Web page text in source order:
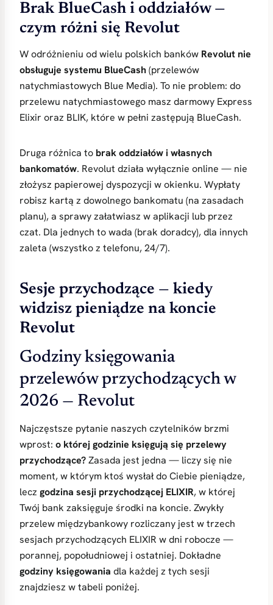
Brak BlueCash i oddziałów —
czym różni się Revolut
W odróżnieniu od wielu polskich banków Revolut nie
obsługuje systemu BlueCash(przelewów
natychmiastowych Blue Media). To nie problem: do
przelewu natychmiastowego masz darmowy Express
Elixir oraz BLIK, które w pełni zastępują BlueCash.
Druga różnica to brak oddziałów i własnych
bankomatów. Revolut działa wyłącznie online — nie
złożysz papierowej dyspozycji w okienku. Wypłaty
robisz kartą z dowolnego bankomatu (na zasadach
planu), a sprawy załatwiasz w aplikacji lub przez
czat. Dla jednych to wada (brak doradcy), dla innych
zaleta (wszystko z telefonu, 24/7).
Sesje przychodzące — kiedy
widzisz pieniądze na koncie
Revolut
Godziny księgowania
przelewów przychodzących w
2026 — Revolut
Najczęstsze pytanie naszych czytelników brzmi
wprost: o której godzinie księgują się przelewy
przychodzące?Zasada jest jedna — liczy się nie
moment, w którym ktoś wysłał do Ciebie pieniądze,
lecz godzina sesji przychodzącej ELIXIR, w której
Twój bank zaksięguje środki na koncie. Zwykły
przelew międzybankowy rozliczany jest w trzech
sesjach przychodzących ELIXIR w dni robocze —
porannej, popołudniowej i ostatniej. Dokładne
godziny księgowania dla każdej z tych sesji
znajdziesz w tabeli poniżej.